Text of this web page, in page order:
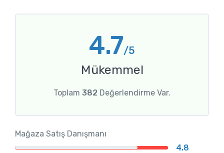
4.7/5
Mükemmel
Toplam 382 Değerlendirme Var.
Mağaza Satış Danışmanı
4.8